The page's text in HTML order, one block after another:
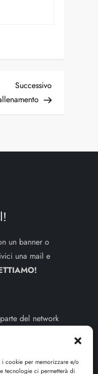
cookie per memorizzare e/o
tecnologie ci permetterà di
Successivo
un banner o
una mail e
del network
- P.iva: